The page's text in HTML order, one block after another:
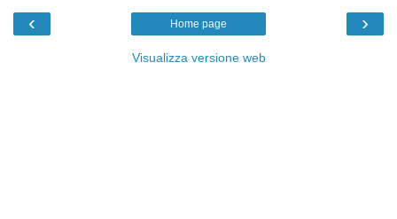
‹ ›
Home page
Visualizza versione web